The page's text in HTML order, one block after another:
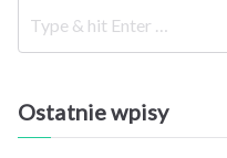
Ostatnie wpisy